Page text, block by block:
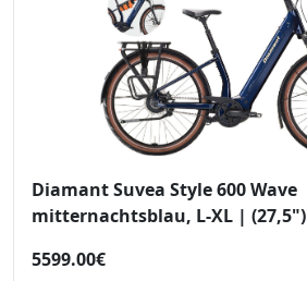
Diamant Suvea Style 600 Wave
mitternachtsblau, L-XL | (27,5")
5599.00€